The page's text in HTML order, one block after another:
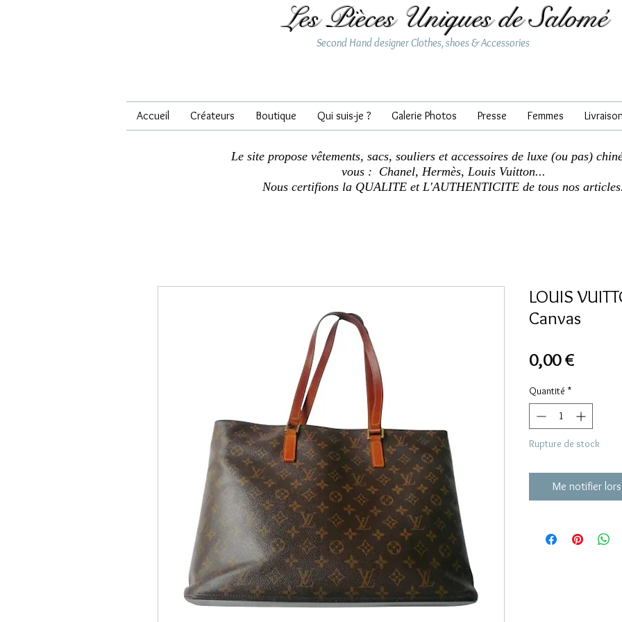
Les Pièces Uniques de Salomé
Second Hand designer Clothes, shoes & Accessories
Accueil Créateurs Boutique Qui suis-je ? Galerie Photos Presse Femmes
Le site propose vêtements, sacs, souliers et accessoires de luxe (ou pas)
vous : Chanel, Hermès, Louis Vuitton...
Nous certifions la QUALITE et L'AUTHENTICITE de tous nos articles.
LOUIS
Canvas
0,00 €
Quantité *
Rupture de stock
Me notifier